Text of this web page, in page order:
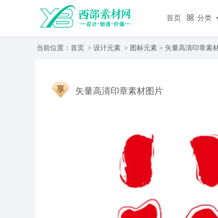
首页 分类
当前位置： 首页 > 设计元素 > 图标元素 > 矢量高清印章素
矢量高清印章素材图片